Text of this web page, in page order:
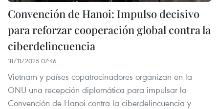
Convención de Hanoi: Impulso decisivo
para reforzar cooperación global contra la
ciberdelincuencia
18/11/2025 07:46
Vietnam y países copatrocinadores organizan en la
ONU una recepción diplomática para impulsar la
Convención de Hanoi contra la ciberdelincuencia y